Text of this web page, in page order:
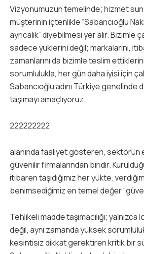
Vizyonumuzun temelinde; hizmet
müşterinin içtenlikle “Sabancıoğlu
ayrıcalık” diyebilmesi yer alır. Bizimle
sadece yüklerini değil; markalarını,
zamanlarını da bizimle teslim
sorumlulukla, her gün daha iyisi için
Sabancıoğlu adını Türkiye genelinde
taşımayı amaçlıyoruz.
222222222
alanında faaliyet gösteren, sektörün
güvenilir firmalarından biridir.
itibaren taşıdığımız her yükte,
benimsediğimiz en temel değer
Tehlikeli madde taşımacılığı;
değil, aynı zamanda yüksek
kesintisiz dikkat gerektiren kritik bir